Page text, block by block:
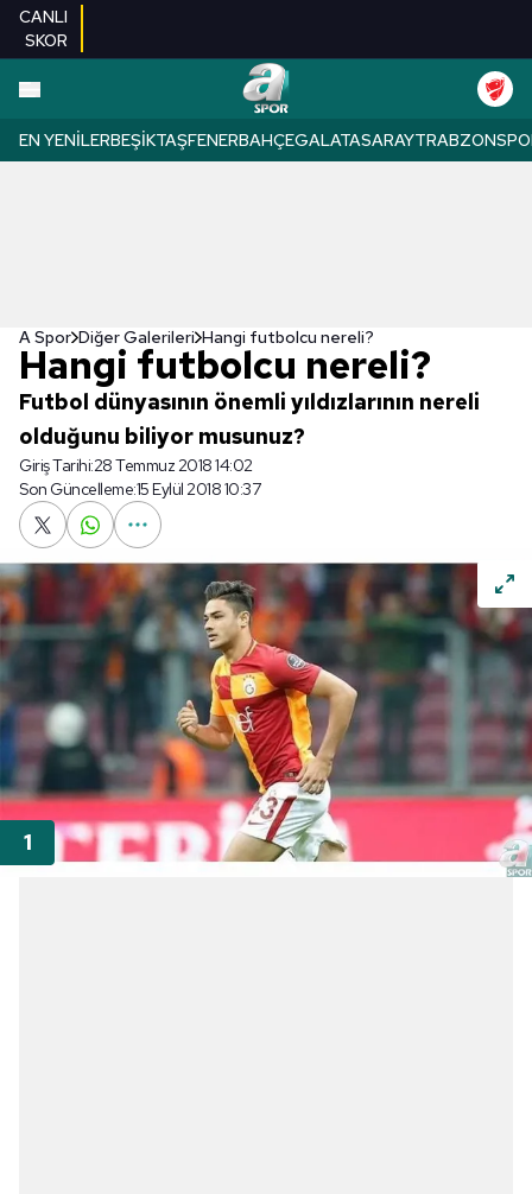
CANLI
SKOR
EN YENILERBEŞIKTAŞFENERBAHÇEGALATASARAY
A Spor Diğer Galerileri Hangi futbolcu nereli?
Hangi futbolcu nereli?
Futbol dünyasının önemli yıldızlarının nereli
olduğunu biliyor musunuz?
Giriş Tarihi:28 Temmuz 2018 14:02
Son Güncelleme:15 Eylül 2018 10:37